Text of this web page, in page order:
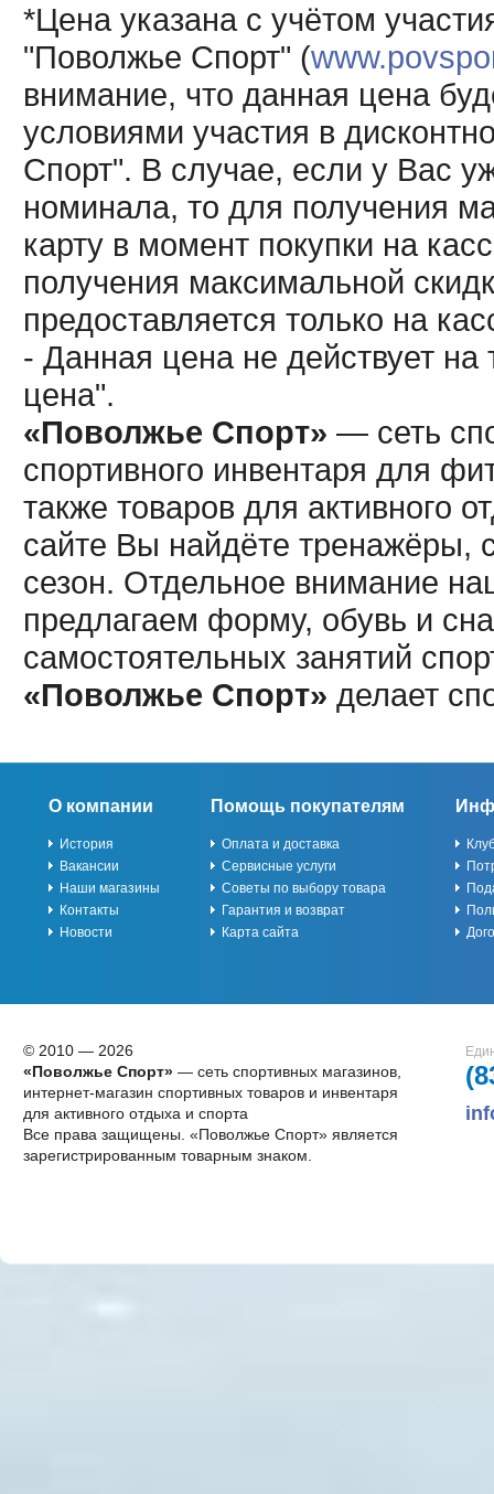
*Цена указана с учётом
"Поволжье Спорт" (
внимание, что данная цена
условиями участия в
Спорт". В случае, если у Вас
номинала, то для получения
карту в момент покупки на
получения максимальной
предоставляется только на
- Данная цена не действует
цена".
«Поволжье Спорт» — сеть
спортивного инвентаря для
также товаров для активного
сайте Вы найдёте тренажёры,
сезон. Отдельное внимание
предлагаем форму, обувь и
самостоятельных занятий
«Поволжье Спорт» делает
О компании
История
Вакансии
Наши магазины
Контакты
Новости
Помощь покупателям
Оплата и доставка
Сервисные услуги
Советы по выбору товара
Гарантия и возврат
Карта сайта
© 2010 — 2026
«Поволжье Спорт»— сеть спортивных магазинов,
интернет-магазин спортивных товаров и инвентаря
для активного отдыха и спорта
Все права защищены. «Поволжье Спорт» является
зарегистрированным товарным знаком.